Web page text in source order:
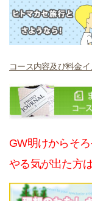
コース内容及び料金
GW明けからそ
やる気が出た方